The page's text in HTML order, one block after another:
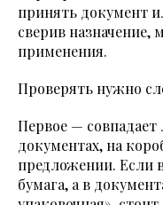
принять документ
сверив назначение,
применения.
Проверять нужно
Первое — совпадает
документах, на
предложении. Если
бумага, а в